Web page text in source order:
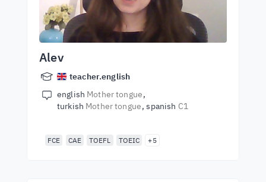
Alev
teacher.english
english Mother tongue
turkish Mother tongue spanish C1
FCE CAE TOEFL TOEIC +5